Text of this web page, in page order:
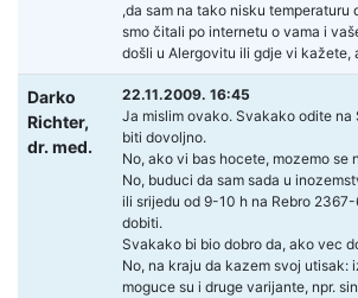
,da sam na tako nisku
smo čitali po internetu o vama i
došli u Alergovitu ili gdje vi kažete,
Darko
Richter,
dr. med.
22.11.2009. 16:45
Ja mislim ovako. Svakako odite
biti dovoljno.
No, ako vi bas hocete, mozemo
No, buduci da sam sada u
ili srijedu od 9-10 h na Rebro
dobiti.
Svakako bi bio dobro da, ako vec
No, na kraju da kazem svoj
moguce su i druge varijante, npr.